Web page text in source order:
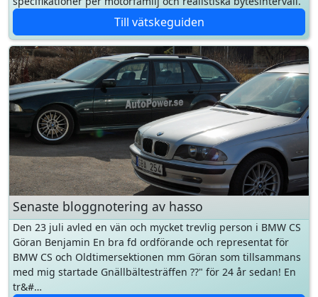
Senaste bloggnotering av hasso
Den 23 juli avled en vän och mycket trevlig person i BMW CS
Göran Benjamin En bra fd ordförande och representat för
BMW CS och Oldtimersektionen mm Göran som tillsammans
med mig startade Gnällbältesträffen ??" för 24 år sedan! En
tr&#…
Läs i bloggen